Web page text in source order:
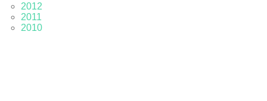
2012
2011
2010